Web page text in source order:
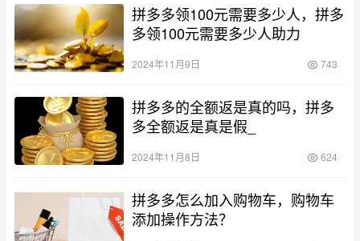
拼多多领100元需要多少人，拼多
多领100元需要多少人助力
2024年11月9日 743
拼多多的全额返是真的吗，拼多
多全额返是真是假_
2024年11月8日 624
拼多多怎么加入购物车，购物车
添加操作方法？